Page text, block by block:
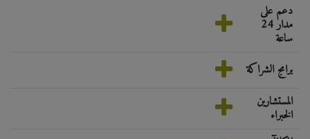
دعم على
مدار 24
ساعة
برامج الشراكة
المستشارين
الخبراء